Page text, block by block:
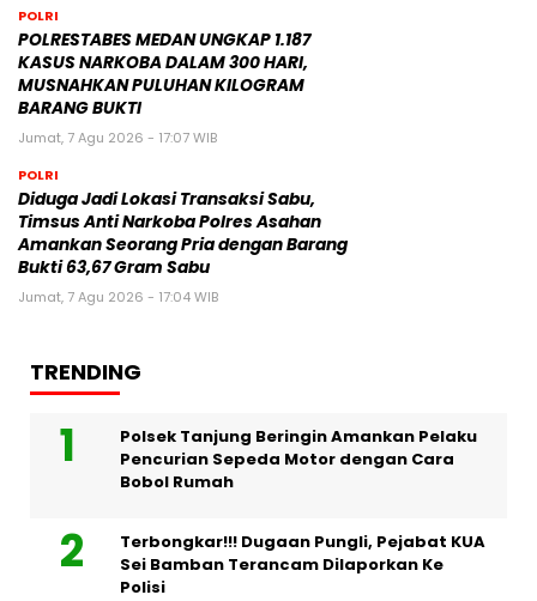
POLRI
POLRESTABES MEDAN UNGKAP 1.187
KASUS NARKOBA DALAM 300 HARI,
MUSNAHKAN PULUHAN KILOGRAM
BARANG BUKTI
Jumat, 7 Agu 2026 - 17:07 WIB
POLRI
Diduga Jadi Lokasi Transaksi Sabu,
Timsus Anti Narkoba Polres Asahan
Amankan Seorang Pria dengan Barang
Bukti 63,67 Gram Sabu
Jumat, 7 Agu 2026 - 17:04 WIB
TRENDING
Polsek Tanjung Beringin Amankan Pelaku
Pencurian Sepeda Motor dengan Cara
Bobol Rumah
Terbongkar!!! Dugaan Pungli, Pejabat KUA
Sei Bamban Terancam Dilaporkan Ke
Polisi